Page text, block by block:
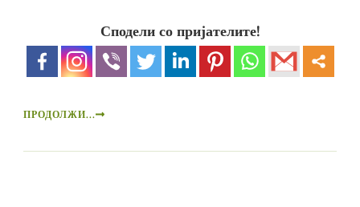
Сподели со пријателите!
ПРОДОЛЖИ...